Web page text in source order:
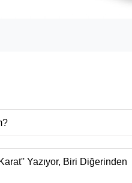
E color(Nadir bulunan
(Beyaz Plus),H color
Karat'' Yazıyor, Biri Diğerinden